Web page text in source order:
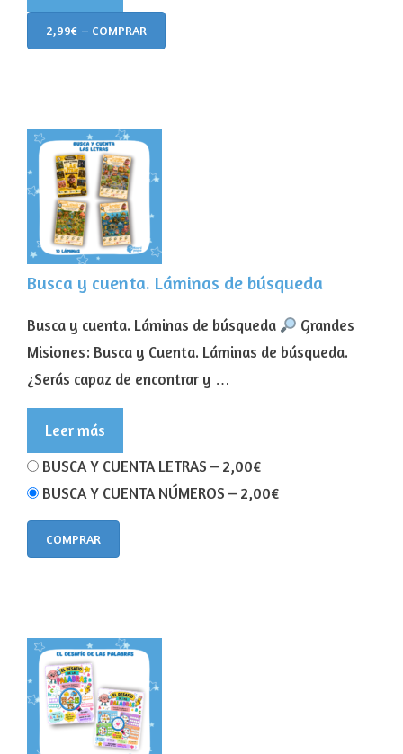
2,99€ – COMPRAR
Busca y cuenta. Láminas de búsqueda
Busca y cuenta. Láminas de búsqueda
Grandes
Misiones: Busca y Cuenta. Láminas de búsqueda.
¿Serás capaz de encontrar y …
Leer más
BUSCA Y CUENTA LETRAS – 2,00€
BUSCA Y CUENTA NÚMEROS – 2,00€
COMPRAR